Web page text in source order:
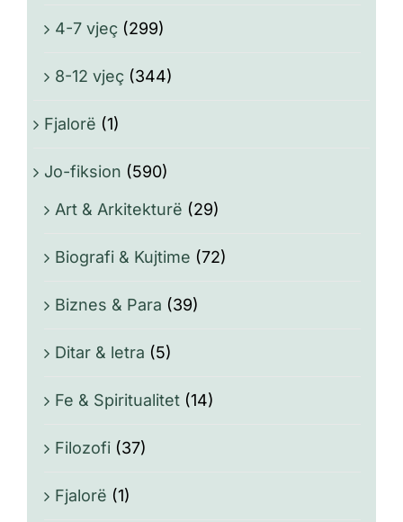
4-7 vjeç (299)
8-12 vjeç (344)
Fjalorë (1)
Jo-fiksion (590)
Art & Arkitekturë (29)
Biografi & Kujtime (72)
Biznes & Para (39)
Ditar & letra (5)
Fe & Spiritualitet (14)
Filozofi (37)
Fjalorë (1)